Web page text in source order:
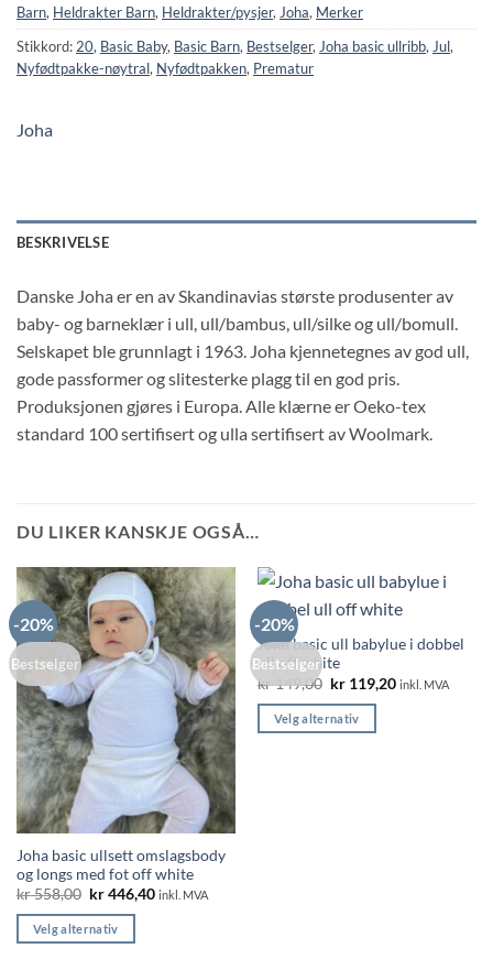
Barn, Heldrakter Barn, Heldrakter/pysjer, Joha, Merker
Stikkord: 20, Basic Baby, Basic Barn, Bestselger, Joha basic ullribb, Jul,
Nyfødtpakke-nøytral, Nyfødtpakken, Prematur
Joha
BESKRIVELSE
Danske Joha er en av Skandinavias største produsenter av
baby- og barneklær i ull, ull/bambus, ull/silke og ull/bomull.
Selskapet ble grunnlagt i 1963. Joha kjennetegnes av god ull,
gode passformer og slitesterke plagg til en god pris.
Produksjonen gjøres i Europa. Alle klærne er Oeko-tex
standard 100 sertifisert og ulla sertifisert av Woolmark.
DU LIKER KANSKJE OGSÅ…
-20%
Bestselger
Joha basic ullsett omslagsbody
og longs med fot off white
kr558,00 Opprinnelig
var:
kr 558,00.
kr446,40Nåværende
inkl. MVA
Velg alternativ
-20%
Bestselger
Joha basic ull babylue i dobbel
ull off white
kr149,00 Opprinnelig
var:
kr 149,00.
kr119,20Nåværende
inkl. MVA
Velg alternativ